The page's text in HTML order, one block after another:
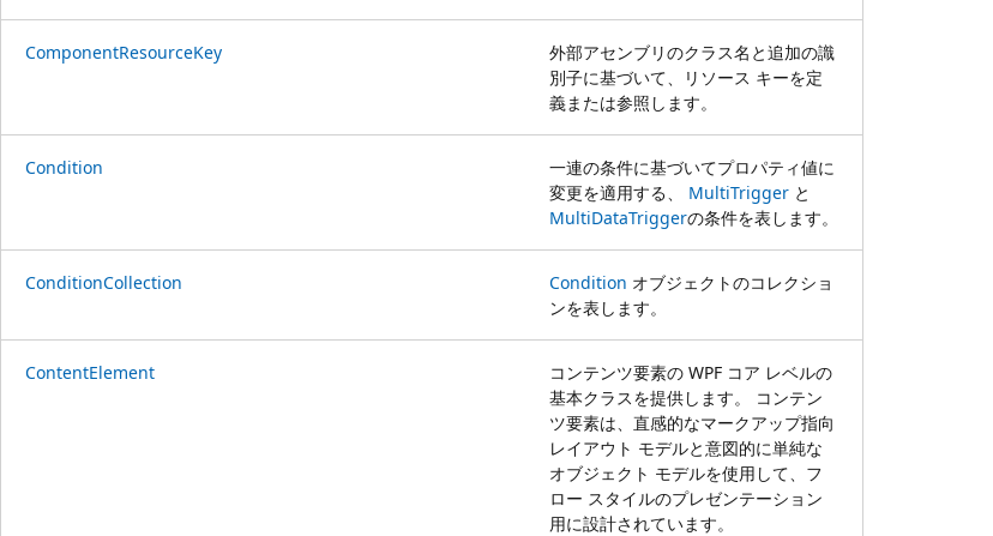
ComponentResourceKey
外部アセンブリのクラス名と追加の識
別子に基づいて、リソース キーを定
義または参照します。
Condition
一連の条件に基づいてプロパティ値に
変更を適用する、 MultiTrigger と
MultiDataTriggerの条件を表します。
ConditionCollection Condition オブジェクトのコレクショ
ンを表します。
ContentElement
コンテンツ要素の WPF コア レベルの
基本クラスを提供します。 コンテン
ツ要素は、直感的なマークアップ指向
レイアウト モデルと意図的に単純な
オブジェクト モデルを使用して、フ
ロー スタイルのプレゼンテーション
用に設計されています。